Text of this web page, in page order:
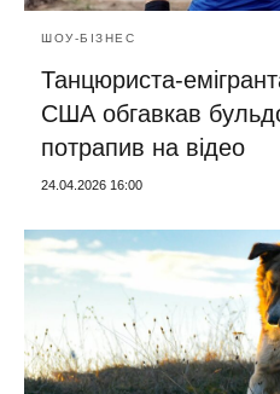
ШОУ-БІЗНЕС
Танцюриста-
США обгавкав
потрапив на відео
24.04.2026 16:00